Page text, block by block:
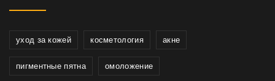
уход за кожей косметология акне
пигментные пятна омоложение